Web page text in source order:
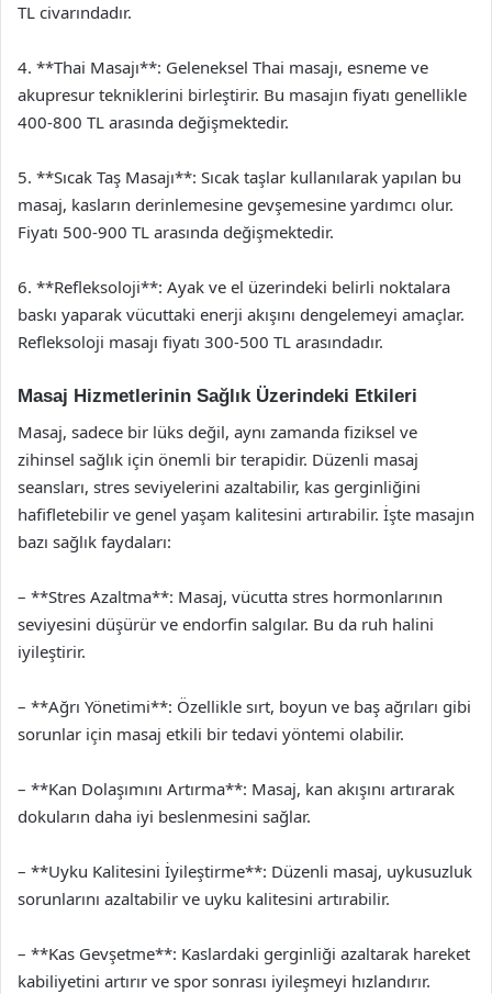
TL civarındadır.
4. **Thai Masajı**: Geleneksel Thai masajı, esneme ve
akupresur tekniklerini birleştirir. Bu masajın fiyatı genellikle
400-800 TL arasında değişmektedir.
5. **Sıcak Taş Masajı**: Sıcak taşlar kullanılarak yapılan bu
masaj, kasların derinlemesine gevşemesine yardımcı olur.
Fiyatı 500-900 TL arasında değişmektedir.
6. **Refleksoloji**: Ayak ve el üzerindeki belirli noktalara
baskı yaparak vücuttaki enerji akışını dengelemeyi amaçlar.
Refleksoloji masajı fiyatı 300-500 TL arasındadır.
Masaj Hizmetlerinin Sağlık Üzerindeki Etkileri
Masaj, sadece bir lüks değil, aynı zamanda fiziksel ve
zihinsel sağlık için önemli bir terapidir. Düzenli masaj
seansları, stres seviyelerini azaltabilir, kas gerginliğini
hafifletebilir ve genel yaşam kalitesini artırabilir. İşte masajın
bazı sağlık faydaları:
– **Stres Azaltma**: Masaj, vücutta stres hormonlarının
seviyesini düşürür ve endorfin salgılar. Bu da ruh halini
iyileştirir.
– **Ağrı Yönetimi**: Özellikle sırt, boyun ve baş ağrıları gibi
sorunlar için masaj etkili bir tedavi yöntemi olabilir.
– **Kan Dolaşımını Artırma**: Masaj, kan akışını artırarak
dokuların daha iyi beslenmesini sağlar.
– **Uyku Kalitesini İyileştirme**: Düzenli masaj, uykusuzluk
sorunlarını azaltabilir ve uyku kalitesini artırabilir.
– **Kas Gevşetme**: Kaslardaki gerginliği azaltarak hareket
kabiliyetini artırır ve spor sonrası iyileşmeyi hızlandırır.